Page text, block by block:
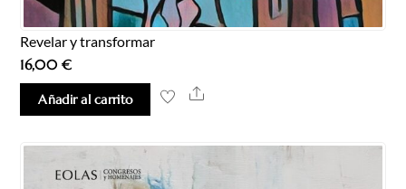
Revelar y transformar
16,00€
Añadir al carrito Share